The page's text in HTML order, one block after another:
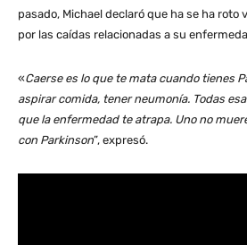
pasado, Michael declaró que ha se ha roto
por las caídas relacionadas a su
«Caerse es lo que te mata cuando tienes
aspirar comida, tener neumonía. Todas
que la enfermedad te atrapa. Uno no
con Parkinson”, expresó.